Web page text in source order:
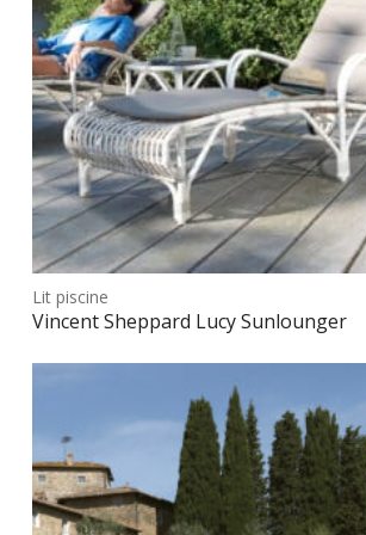
Lit piscine
Vincent Sheppard Lucy Sunlounger